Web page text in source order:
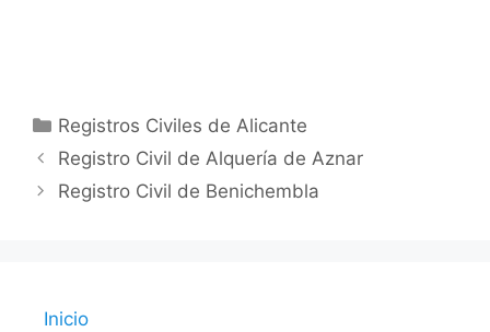
Categorías
Registros Civiles de Alicante
Registro Civil de Alquería de Aznar
Registro Civil de Benichembla
Inicio